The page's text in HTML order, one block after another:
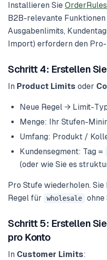
Installieren Sie
B2B-relevante
Ausgabenlimits,
Import) erfordern den
Schritt 4: Erstellen
In Product Limits oder
Neue Regel → Limit-
Menge: Ihr Stufen-
Umfang: Produkt /
Kundensegment: Tag =
(oder wie Sie es
Pro Stufe wiederholen.
Regel für
wholesale ohne
Schritt 5: Erstellen
pro Konto
In Customer Limits: